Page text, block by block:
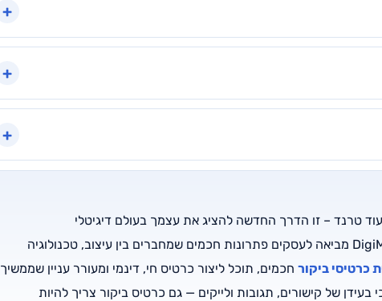
+
+
+
טרנד – זו הדרך החדשה להציג את עצמך בעולם דיגיטלי
כמו DigiMarket מביאה לעסקים פתרונות חכמים שמחברים בין עיצוב, טכנולוגיה
כרטיסי ביקורחכמים, תוכל ליצור כרטיס חי, דינמי ומעורר עניין שממשיך
של קישורים, תגובות ולייקים — גם כרטיס ביקור צריך להיות